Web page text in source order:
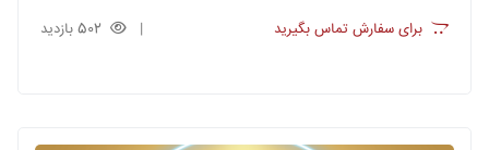
برای سفارش تماس بگیرید 502 بازدید